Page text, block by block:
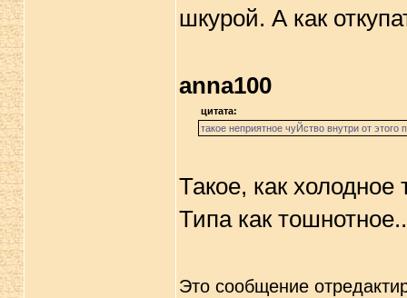
шкурой. А как
anna100
цитата:
такое неприятное чуЙство внутри от этого
Такое, как
Типа как
Это сообщение